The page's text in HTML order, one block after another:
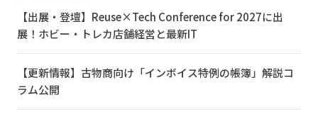
【出展・登壇】Reuse×Tech Conference for 2027に出
展！ホビー・トレカ店舗経営と最新IT
【更新情報】古物商向け「インボイス特例の帳簿」解説コ
ラム公開